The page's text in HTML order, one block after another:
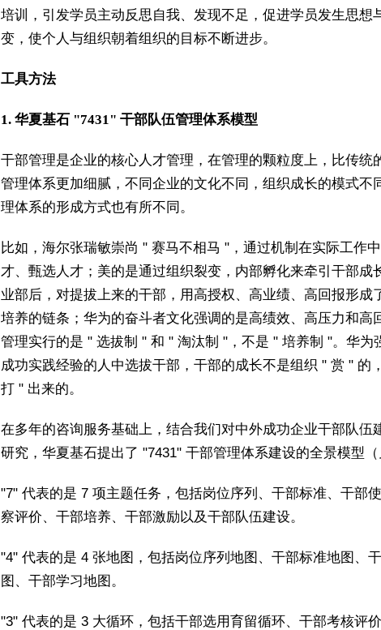
培训，引发学员主动反思自我、发现不足，促进学员发生思想
变，使个人与组织朝着组织的目标不断进步。
工具方法
1. 华夏基石 "7431" 干部队伍管理体系模型
干部管理是企业的核心人才管理，在管理的颗粒度上，比传统
管理体系更加细腻，不同企业的文化不同，组织成长的模式不
理体系的形成方式也有所不同。
比如，海尔张瑞敏崇尚 " 赛马不相马 "，通过机制在实际工作
才、甄选人才；美的是通过组织裂变，内部孵化来牵引干部成
业部后，对提拔上来的干部，用高授权、高业绩、高回报形成
培养的链条；华为的奋斗者文化强调的是高绩效、高压力和高
管理实行的是 " 选拔制 " 和 " 淘汰制 "，不是 " 培养制 "。华为
成功实践经验的人中选拔干部，干部的成长不是组织 " 赏 " 的
打 " 出来的。
在多年的咨询服务基础上，结合我们对中外成功企业干部队伍
研究，华夏基石提出了 "7431" 干部管理体系建设的全景模型（
"7" 代表的是 7 项主题任务，包括岗位序列、干部标准、干部
察评价、干部培养、干部激励以及干部队伍建设。
"4" 代表的是 4 张地图，包括岗位序列地图、干部标准地图、
图、干部学习地图。
"3" 代表的是 3 大循环，包括干部选用育留循环、干部考核评